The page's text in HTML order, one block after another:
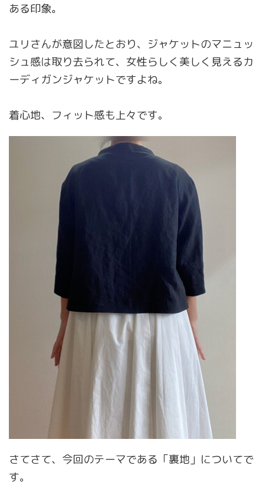
ある印象。
ユリさんが意図したとおり、ジャケットのマニュッ
シュ感は取り去られて、女性らしく美しく見えるカ
ーディガンジャケットですよね。
着心地、フィット感も上々です。
さてさて、今回のテーマである「裏地」についてで
す。